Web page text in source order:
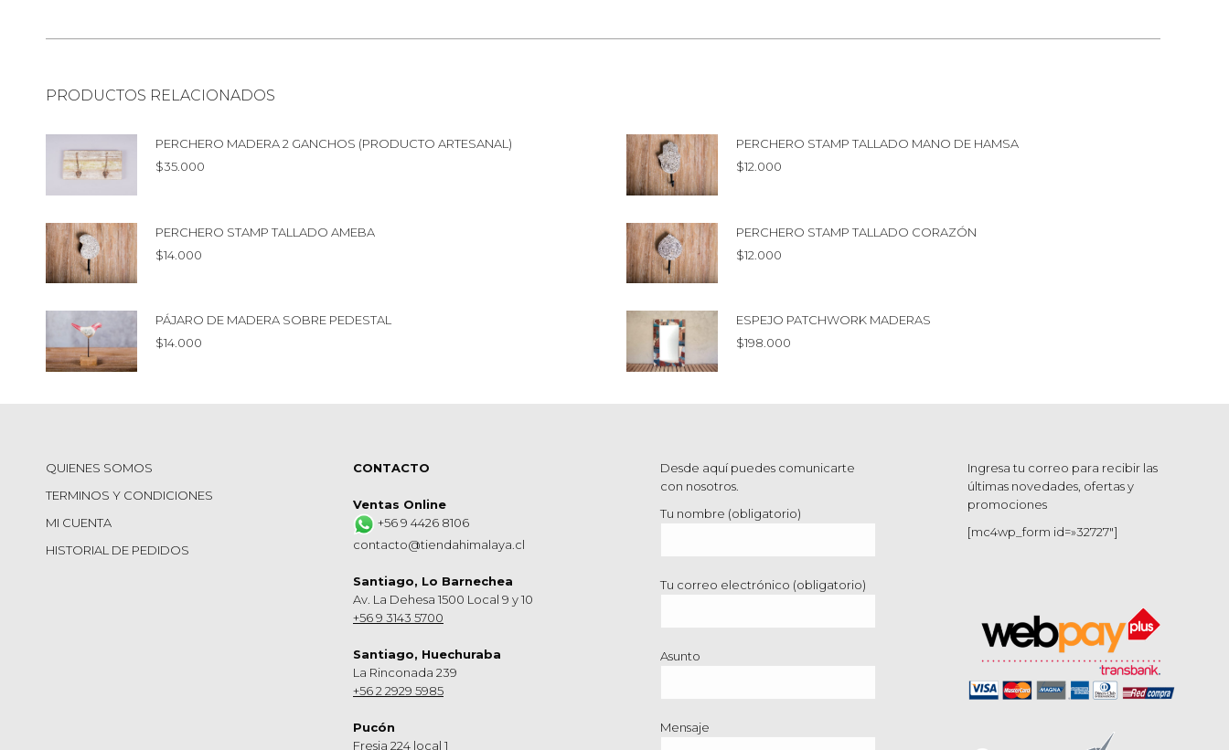
PRODUCTOS RELACIONADOS
PERCHERO MADERA 2 GANCHOS (PRODUCTO ARTESANAL)
$35.000
PERCHERO STAMP TALLADO MANO DE HAMSA
$12.000
PERCHERO STAMP TALLADO AMEBA
$14.000
PERCHERO STAMP TALLADO CORAZÓN
$12.000
PÁJARO DE MADERA SOBRE PEDESTAL
$14.000
ESPEJO PATCHWORK MADERAS
$198.000
QUIENES SOMOS
TERMINOS Y CONDICIONES
MI CUENTA
HISTORIAL DE PEDIDOS
CONTACTO
Ventas Online
+56 9 4426 8106
contacto@tiendahimalaya.cl
Santiago, Lo Barnechea
Av. La Dehesa 1500 Local 9 y 10
+56 9 3143 5700
Santiago, Huechuraba
La Rinconada 239
+56 2 2929 5985
Pucón
Fresia 224 local 1
Desde aquí puedes comunicarte
con nosotros.
Tu nombre (obligatorio)
Tu correo electrónico (obligatorio)
Asunto
Mensaje
Ingresa tu correo para recibir las
últimas novedades, ofertas y
promociones
[mc4wp_form id=»32727″]